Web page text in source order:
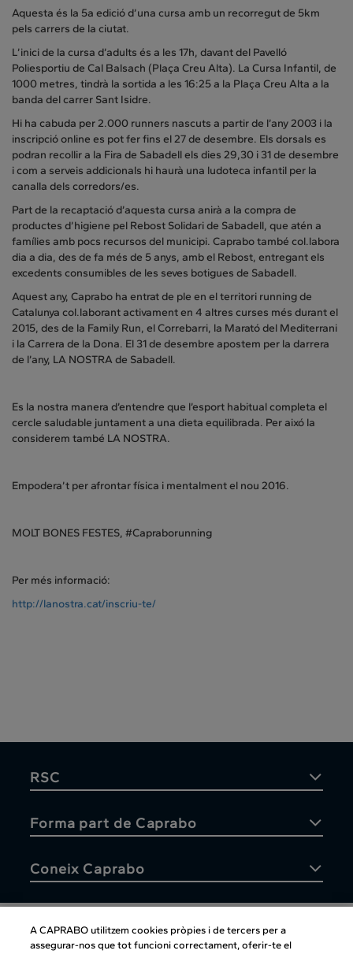
Aquesta és la 5a edició d’una cursa amb un recorregut de 5km
pels carrers de la ciutat.
L’inici de la cursa d’adults és a les 17h, davant del Pavelló
Poliesportiu de Cal Balsach (Plaça Creu Alta). La Cursa Infantil, de
1000 metres, tindrà la sortida a les 16:25 a la Plaça Creu Alta a la
banda del carrer Sant Isidre.
Hi ha cabuda per 2.000 runners nascuts a partir de l’any 2003 i la
inscripció online es pot fer fins el 27 de desembre. Els dorsals es
podran recollir a la Fira de Sabadell els dies 29,30 i 31 de desembre
i com a serveis addicionals hi haurà una ludoteca infantil per la
canalla dels corredors/es.
Part de la recaptació d’aquesta cursa anirà a la compra de
productes d’higiene pel Rebost Solidari de Sabadell, que atén a
famílies amb pocs recursos del municipi. Caprabo també col.labora
dia a dia, des de fa més de 5 anys, amb el Rebost, entregant els
excedents consumibles de les seves botigues de Sabadell.
Aquest any, Caprabo ha entrat de ple en el territori running de
Catalunya col.laborant activament en 4 altres curses més durant el
2015, des de la Family Run, el Correbarri, la Marató del Mediterrani
i la Carrera de la Dona. El 31 de desembre apostem per la darrera
de l’any, LA NOSTRA de Sabadell.
Es la nostra manera d’entendre que l’esport habitual completa el
cercle saludable juntament a una dieta equilibrada. Per aixó la
considerem també LA NOSTRA.
Empodera’t per afrontar física i mentalment el nou 2016.
MOLT BONES FESTES, #Capraborunning
Per més informació:
http://lanostra.cat/inscriu-te/
RSC
Forma part de Caprabo
Coneix Caprabo
Atenció al client
A CAPRABO utilitzem cookies pròpies i de tercers per a
assegurar-nos que tot funcioni correctament, oferir-te el